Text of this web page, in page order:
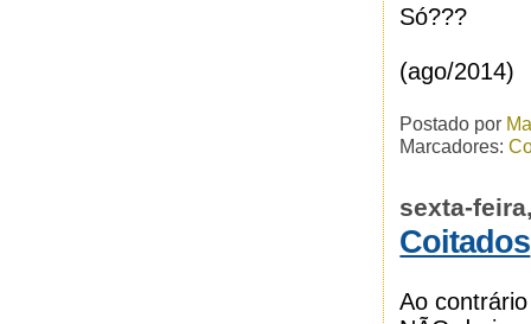
Só???
(ago/2014)
Postado por
Marcadores:
sexta-
Coitados
Ao